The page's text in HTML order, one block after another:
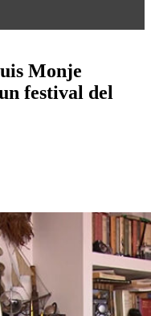
Monje
festival del